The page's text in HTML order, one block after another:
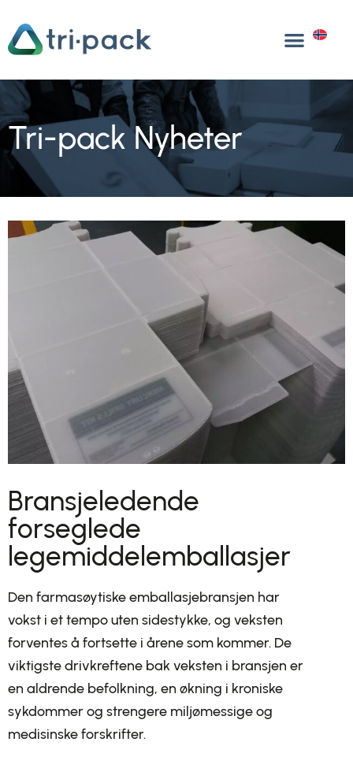
innhold
Tri-pack Nyheter
Bransjeledende
forseglede
legemiddelemballasjer
Den farmasøytiske emballasjebransjen har
vokst i et tempo uten sidestykke, og veksten
forventes å fortsette i årene som kommer. De
viktigste drivkreftene bak veksten i bransjen er
en aldrende befolkning, en økning i kroniske
sykdommer og strengere miljømessige og
medisinske forskrifter.